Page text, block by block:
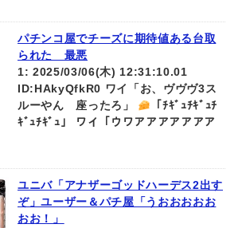
パチンコ屋でチーズに期待値ある台取
られた 最悪
1: 2025/03/06(木) 12:31:10.01
ID:HAkyQfkR0 ワイ「お、ヴヴヴ3ス
ルーやん 座ったろ」
「ﾁｷﾞｭﾁｷﾞｭﾁ
ｷﾞｭﾁｷﾞｭ」 ワイ「ウワアアアアアアア
ユニバ「アナザーゴッドハーデス2出す
ぞ」ユーザー＆パチ屋「うおおおおお
おお！」